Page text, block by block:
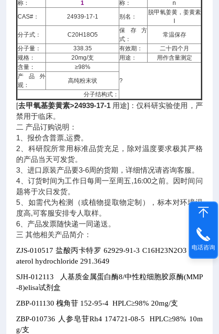
称：
1
称：
n
CAS#：
24939-17-1 别名：
脱甲氧姜黄，姜黄素
分子式：
C20H18O5
保存方
式：
常温保存
分子量：
338.35 有效期：
二十四个月
规格：
20mg/支 用途：
用作含量测定
含量：
≥98%
?
产品外
观：
高纯粉末状
分子结构式：
[去甲氧基姜黄素>24939-17-1用途]：仅科研实验使用，严
禁用于临床。
二 产品订购说明：
1、报价含普票,运费。
2、科研院所常用标准品货充足，除对温度要求极其严格
的产品当天可发货。
3、进口原装产品要3-6周的货期，详细情况请咨询客服。
4、订货时间为工作日每周一至周五,16:00之前。因时间问
题将于次日发货。
5、如需代为检测（或植物提取物定制），标本对环境温
度高,可客服安排专人取样。
6、产品发票随快递一同递送。
三 其他相关产品简介：
ZJS-010517 盐酸丙卡特罗 62929-91-3 C16H23N2O3
proc
aterol hydrochloride 291.3649
SJH-012113
人基质金属蛋白酶8/中性粒细胞胶原酶(MMP
-8)elisa试剂盒
ZBP-011130 槐角苷 152-95-4 HPLC≥98% 20mg/支
ZBP-010736
人参皂苷Rh4 174721-08-5
HPLC≥98% 10m
g/支
电话咨询